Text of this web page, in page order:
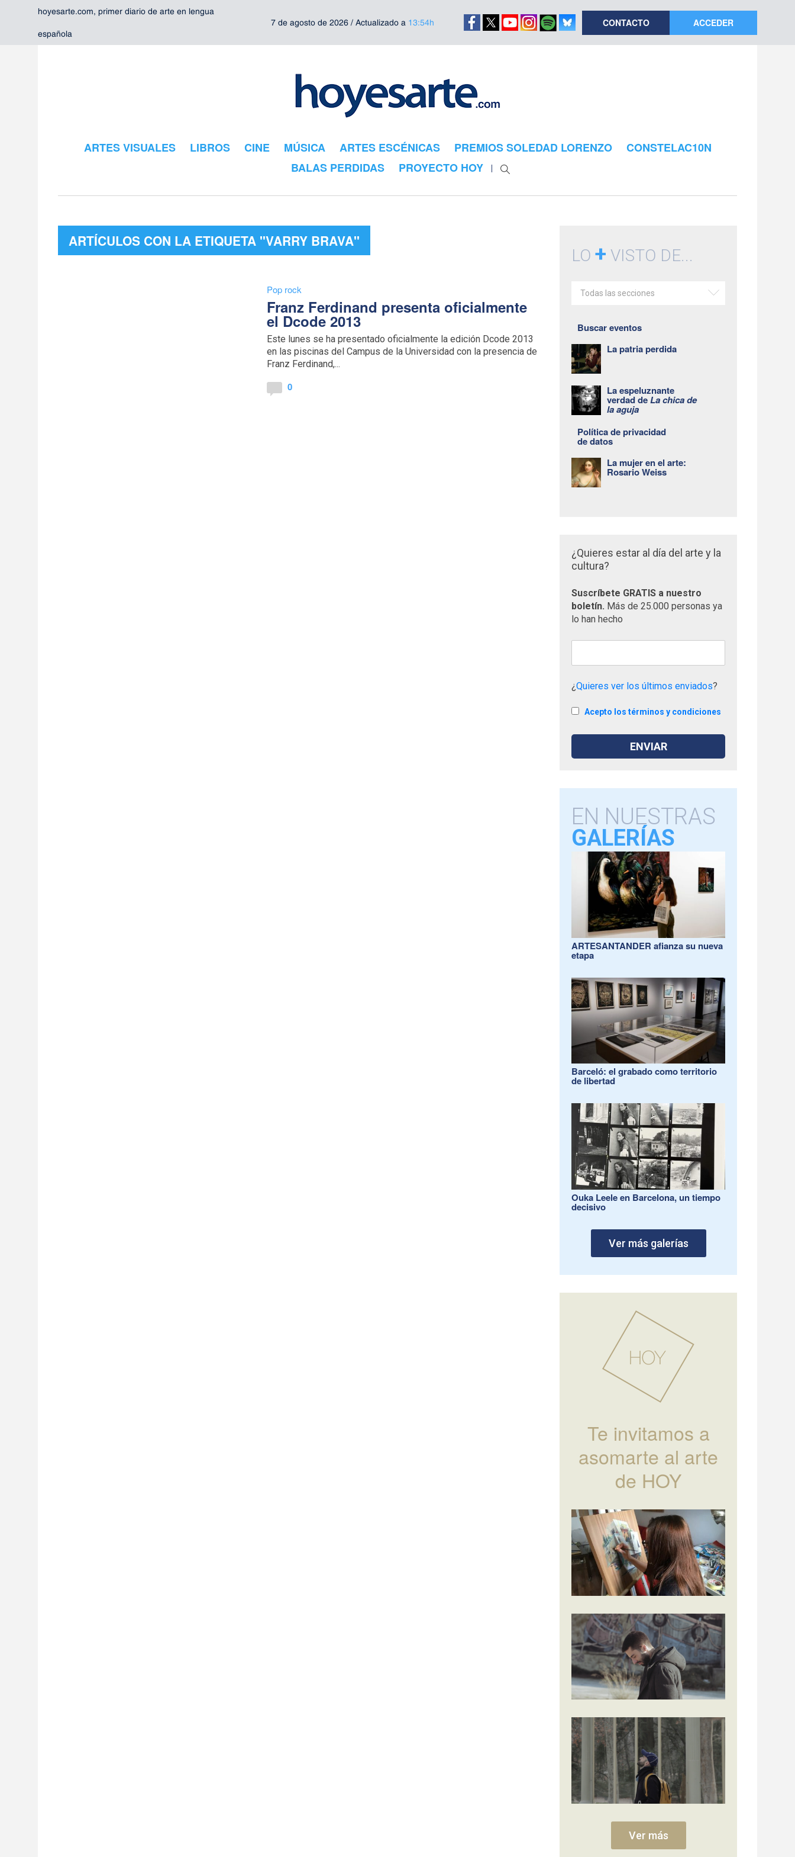
hoyesarte.com, primer diario de arte en lengua
española
7 de agosto de 2026 / Actualizado a 13:54h CONTACTO ACCEDER
ARTES VISUALES LIBROS CINE MÚSICA ARTES ESCÉNICAS PREMIOS SOLEDAD LORENZO
CONSTELAC10N
BALAS PERDIDAS
PROYECTO HOY
ARTÍCULOS CON LA ETIQUETA "VARRY BRAVA"
Pop rock
Franz Ferdinand presenta oficialmente
el Dcode 2013
Este lunes se ha presentado oficialmente la edición Dcode 2013
en las piscinas del Campus de la Universidad con la presencia de
Franz Ferdinand,...
0
LO+ VISTO DE...
Todas las secciones
Buscar eventos
La patria perdida
La espeluznante
verdad deLa chica de
la aguja
Política de privacidad
de datos
La mujer en el arte:
Rosario Weiss
¿Quieres estar al día del arte y la
cultura?
Suscríbete GRATIS a nuestro
boletín. Más de 25.000 personas ya
lo han hecho
¿Quieres ver los últimos enviados?
Acepto los términos y condiciones
EN NUESTRAS
GALERÍAS
ARTESANTANDER afianza su nueva
etapa
Barceló: el grabado como territorio
de libertad
Ouka Leele en Barcelona, un tiempo
decisivo
Ver más galerías
Te invitamos a
asomarte al arte
de HOY
Ver más